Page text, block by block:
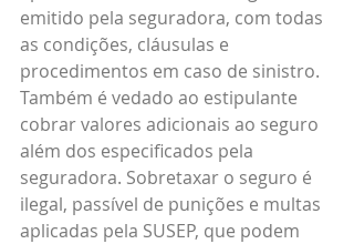
emitido pela seguradora, com todas
as condições, cláusulas e
procedimentos em caso de sinistro.
Também é vedado ao estipulante
cobrar valores adicionais ao seguro
além dos especificados pela
seguradora. Sobretaxar o seguro é
ilegal, passível de punições e multas
aplicadas pela SUSEP, que podem